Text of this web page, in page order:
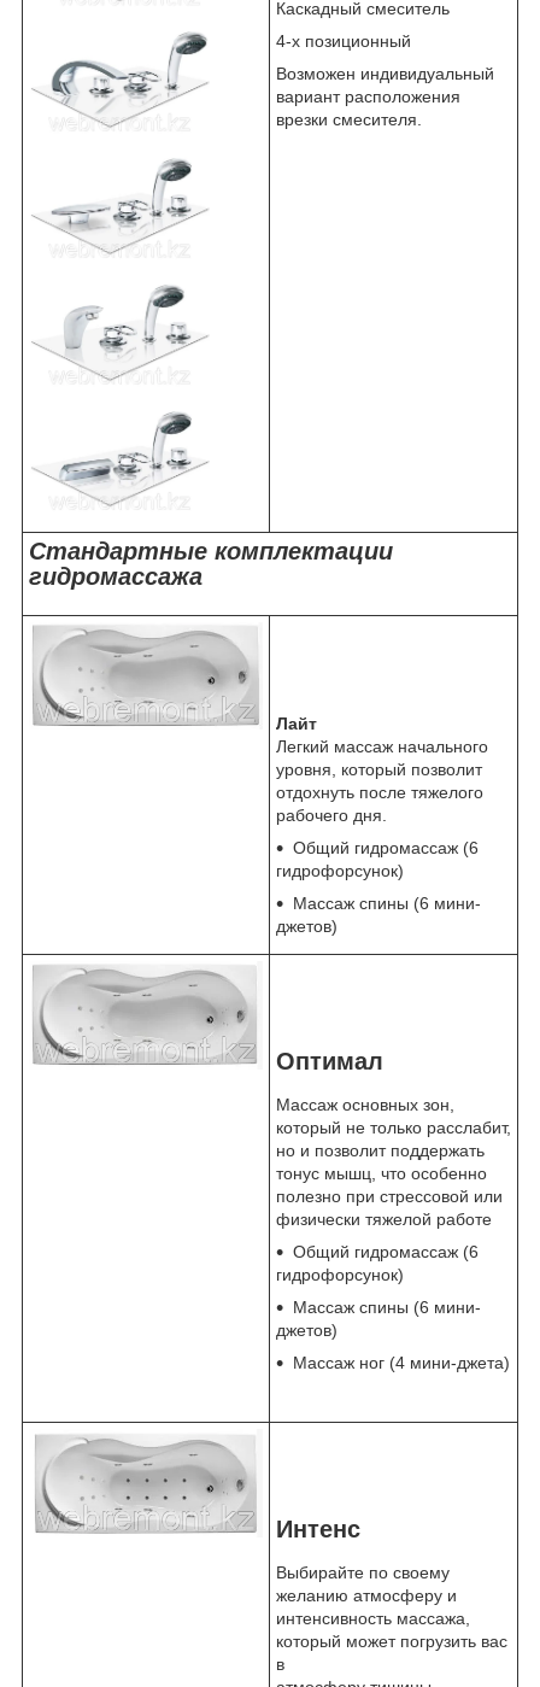
Каскадный смеситель
4-х позиционный
Возможен индивидуальный
вариант расположения
врезки смесителя.
Стандартные комплектации
гидромассажа
Лайт
Легкий массаж начального
уровня, который позволит
отдохнуть после тяжелого
рабочего дня.
Общий гидромассаж (6
гидрофорсунок)
Массаж спины (6 мини-
джетов)
Оптимал
Массаж основных зон,
который не только расслабит,
но и позволит поддержать
тонус мышц, что особенно
полезно при стрессовой или
физически тяжелой работе
Общий гидромассаж (6
гидрофорсунок)
Массаж спины (6 мини-
джетов)
Массаж ног (4 мини-джета)
Интенс
Выбирайте по своему
желанию атмосферу и
интенсивность массажа,
который может погрузить вас
в